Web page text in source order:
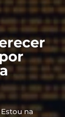
na